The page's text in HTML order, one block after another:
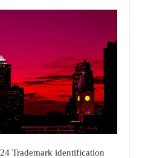
Trademark identification